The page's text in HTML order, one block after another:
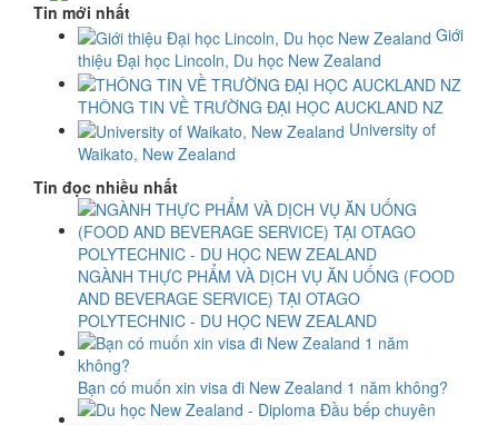
Tin mới nhất
Giới
thiệu Đại học Lincoln, Du học New Zealand
THÔNG TIN VỀ TRƯỜNG ĐẠI HỌC AUCKLAND NZ
University of
Waikato, New Zealand
Tin đọc nhiều nhất
NGÀNH THỰC PHẨM VÀ DỊCH VỤ ĂN UỐNG (FOOD
AND BEVERAGE SERVICE) TẠI OTAGO
POLYTECHNIC - DU HỌC NEW ZEALAND
Bạn có muốn xin visa đi New Zealand 1 năm không?